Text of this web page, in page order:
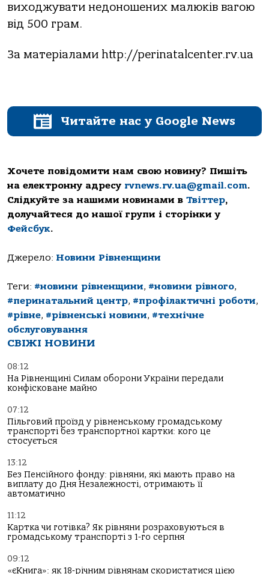
виходжувати недоношених малюків вагою
від 500 грам.
За матеріалами http://perinatalcenter.rv.ua
Читайте нас у Google News
Хочете повідомити нам свою новину? Пишіть
на електронну адресу rvnews.rv.ua@gmail.com.
Слідкуйте за нашими новинами в Твіттер,
долучайтеся до нашої групи і сторінки у
Фейсбук.
Джерело: Новини Рівненщини
Теги: #новини рівненщини, #новини рівного,
#перинатальний центр, #профілактичні роботи,
#рівне, #рівненські новини, #технічне
обслуговування
СВІЖІ НОВИНИ
08:12
На Рівненщині Силам оборони України передали
конфісковане майно
07:12
Пільговий проїзд у рівненському громадському
транспорті без транспортної картки: кого це
стосується
13:12
Без Пенсійного фонду: рівняни, які мають право на
виплату до Дня Незалежності, отримають її
автоматично
11:12
Картка чи готівка? Як рівняни розраховуються в
громадському транспорті з 1-го серпня
09:12
«єКнига»: як 18-річним рівнянам скористатися цією